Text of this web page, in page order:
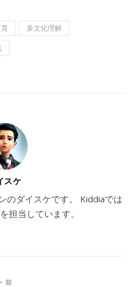
多文化理解
スケ
のダイスケです。 Kiddiaでは
担当しています。
前